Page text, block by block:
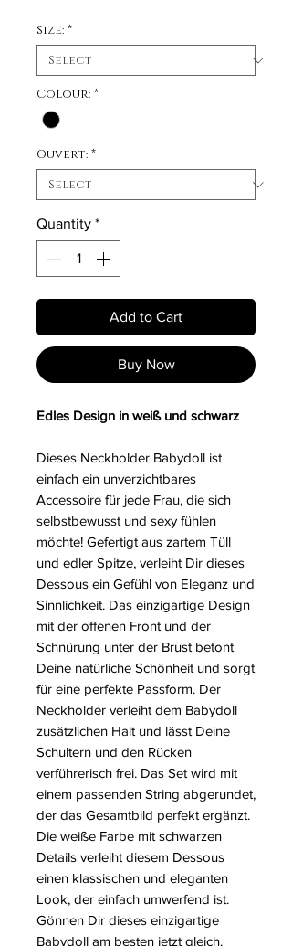
Size: *
Colour: *
Ouvert: *
Quantity *
Add to Cart
Buy Now
Edles Design in weiß und schwarz
Dieses Neckholder Babydoll ist
einfach ein unverzichtbares
Accessoire für jede Frau, die sich
selbstbewusst und sexy fühlen
möchte! Gefertigt aus zartem Tüll
und edler Spitze, verleiht Dir dieses
Dessous ein Gefühl von Eleganz und
Sinnlichkeit. Das einzigartige Design
mit der offenen Front und der
Schnürung unter der Brust betont
Deine natürliche Schönheit und sorgt
für eine perfekte Passform. Der
Neckholder verleiht dem Babydoll
zusätzlichen Halt und lässt Deine
Schultern und den Rücken
verführerisch frei. Das Set wird mit
einem passenden String abgerundet,
der das Gesamtbild perfekt ergänzt.
Die weiße Farbe mit schwarzen
Details verleiht diesem Dessous
einen klassischen und eleganten
Look, der einfach umwerfend ist.
Gönnen Dir dieses einzigartige
Babydoll am besten jetzt gleich.